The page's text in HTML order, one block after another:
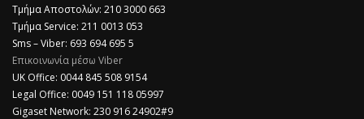
Τμήμα Αποστολών: 210 3000 663
Τμήμα Service: 211 0013 053
Sms – Viber: 693 694 695 5
Επικοινωνία μέσω Viber
​UK Office: 0044 845 508 9154
Legal Office: 0049 151 118 05997
Gigaset Network: 230 916 24902#9